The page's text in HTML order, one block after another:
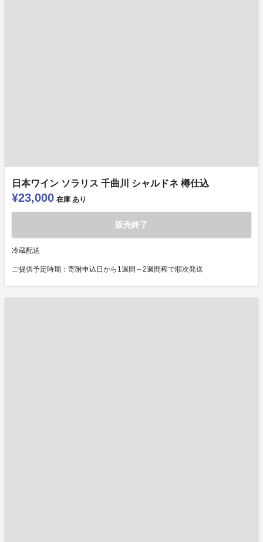
日本ワイン ソラリス 千曲川 シャルドネ 樽仕込
¥23,000 在庫 あり
販売終了
冷蔵配送
ご提供予定時期：寄附申込日から1週間～2週間程で順次発送